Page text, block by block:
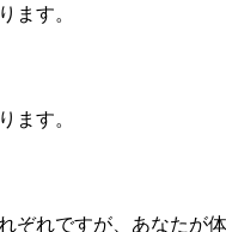
ます。
ます。
ぞれですが、あなたが